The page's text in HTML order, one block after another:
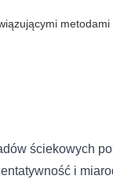
ściekowych
i
w jaki
na stronach